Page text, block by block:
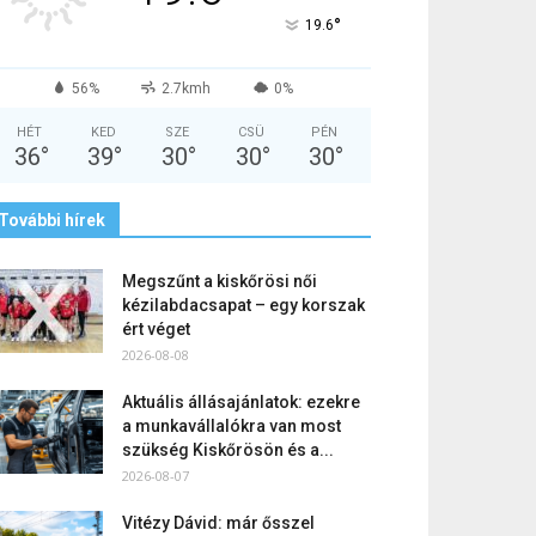
19.6°
56% 2.7kmh 0%
HÉT
36°
KED
39°
SZE
30°
CSÜ
30°
PÉN
30°
hírek
Megszűnt a kiskőrösi női
kézilabdacsapat – egy korszak
ért véget
2026-08-08
Aktuális állásajánlatok: ezekre
a munkavállalókra van most
szükség Kiskőrösön és a...
2026-08-07
Vitézy Dávid: már ősszel